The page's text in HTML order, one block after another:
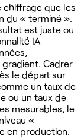
chiffrage que les
du « terminé ».
est juste ou
IA
Cadrer
le départ sur
un taux de
ou un taux de
mesurables, le
«
en production.